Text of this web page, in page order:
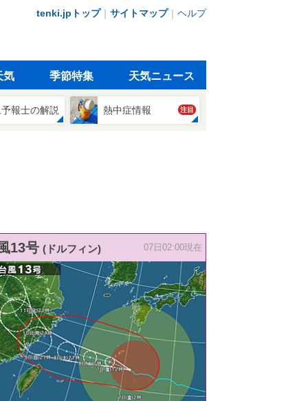
tenki.jpトップ｜ サイトマップ｜ ヘルプ
気 季節特集 天気ニュース
報士の解説 熱中症情報 注目
13号 (ドルフィン) 07日02:00現在